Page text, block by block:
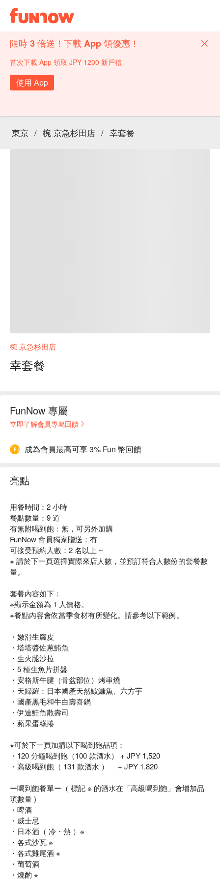
限時 3 倍送！下載 App 領優惠！
首次下載 App 領取 JPY 1200 新戶禮
使用 App
東京 / 椀 京急杉田店 / 幸套餐
椀 京急杉田店
幸套餐
FunNow 專屬
立即了解會員專屬回饋
成為會員最高可享 3% Fun 幣回饋
亮點
用餐時間：2 小時
餐點數量：9 道
有無附喝到飽：無，可另外加購
FunNow 會員獨家贈送：有
可接受預約人數：2 名以上 ~
※ 請於下一頁選擇實際來店人數，並預訂符合人數份的套餐數
量。
套餐內容如下：
※顯示金額為 1 人價格。
※餐點內容會依當季食材有所變化。請參考以下範例。
・嫩滑生腐皮
・塔塔醬佐蔥鮪魚
・生火腿沙拉
・5 種生魚片拼盤
・安格斯牛腱（骨盆部位）烤串燒
・天婦羅：日本國產天然鮟鱇魚、六方芋
・國產黑毛和牛白壽喜鍋
・伊達鮭魚散壽司
・蘋果蛋糕捲
※可於下一頁加購以下喝到飽品項：
・120 分鐘喝到飽（100 款酒水） + JPY 1,520
・高級喝到飽（ 131 款酒水 ） + JPY 1,820
ー喝到飽餐單ー（ 標記 ※ 的酒水在「高級喝到飽」會增加品
項數量 )
・啤酒
・威士忌
・日本酒（ 冷・熱 ）※
・各式沙瓦 ※
・各式雞尾酒 ※
・葡萄酒
・燒酌 ※